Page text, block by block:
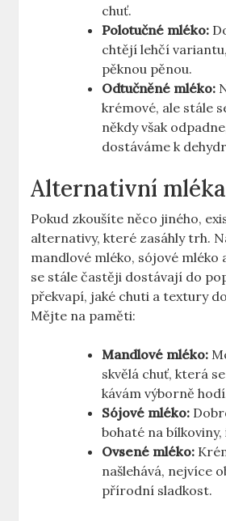
chuť.
Polotučné mléko:
chtějí lehčí
pěknou pěnou.
Odtučněné mléko:
krémové, ale ‌stále⁣
‍někdy však
dostáváme k
Alternativní mléka
Pokud zkoušíte něco jiného,‌
alternativy, které zasáhly trh.
mandlové mléko,​ sójové‌ mléko
se stále častěji dostávají do
překvapí, jaké chuti a textury
Mějte na paměti:
Mandlové mléko:
skvělá ​chuť, která
kávám výborně
Sójové mléko:
bohaté na
Ovsené mléko:
našlehává,‍ nejvíce
přírodní sladkost.